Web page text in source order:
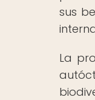
sus
La